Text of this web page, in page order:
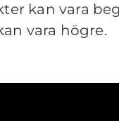
kan vara
vara högre.